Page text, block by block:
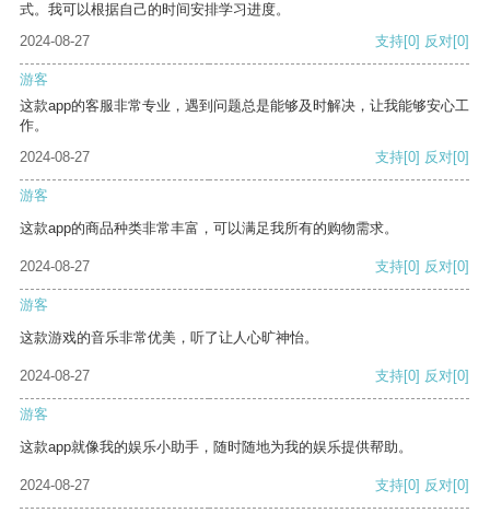
式。我可以根据自己的时间安排学习进度。
2024-08-27
支持[0] 反对[0]
游客
这款app的客服非常专业，遇到问题总是能够及时解决，让我能够安心工
作。
2024-08-27
支持[0] 反对[0]
游客
这款app的商品种类非常丰富，可以满足我所有的购物需求。
2024-08-27 支持[0] 反对[0]
游客
这款游戏的音乐非常优美，听了让人心旷神怡。
2024-08-27 支持[0] 反对[0]
游客
这款app就像我的娱乐小助手，随时随地为我的娱乐提供帮助。
2024-08-27 支持[0] 反对[0]